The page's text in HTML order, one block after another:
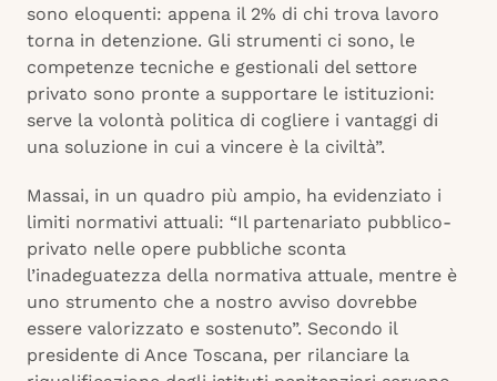
sono eloquenti: appena il 2% di chi trova lavoro
torna in detenzione. Gli strumenti ci sono, le
competenze tecniche e gestionali del settore
privato sono pronte a supportare le istituzioni:
serve la volontà politica di cogliere i vantaggi di
una soluzione in cui a vincere è la civiltà”.
Massai, in un quadro più ampio, ha evidenziato i
limiti normativi attuali: “Il partenariato pubblico-
privato nelle opere pubbliche sconta
l’inadeguatezza della normativa attuale, mentre è
uno strumento che a nostro avviso dovrebbe
essere valorizzato e sostenuto”. Secondo il
presidente di Ance Toscana, per rilanciare la